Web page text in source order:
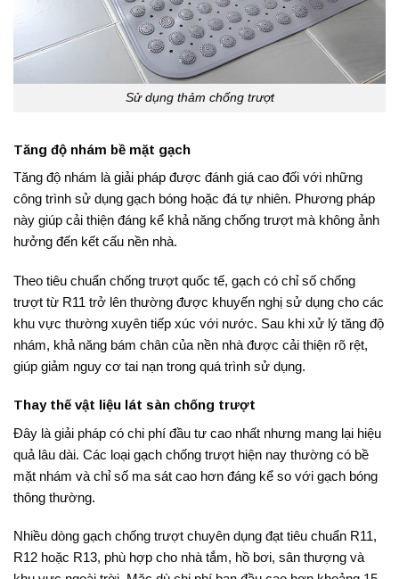
Sử dụng thảm chống trượt
Tăng độ nhám bề mặt gạch
Tăng độ nhám là giải pháp được đánh giá cao đối với những
công trình sử dụng gạch bóng hoặc đá tự nhiên. Phương pháp
này giúp cải thiện đáng kể khả năng chống trượt mà không ảnh
hưởng đến kết cấu nền nhà.
Theo tiêu chuẩn chống trượt quốc tế, gạch có chỉ số chống
trượt từ R11 trở lên thường được khuyến nghị sử dụng cho các
khu vực thường xuyên tiếp xúc với nước. Sau khi xử lý tăng độ
nhám, khả năng bám chân của nền nhà được cải thiện rõ rệt,
giúp giảm nguy cơ tai nạn trong quá trình sử dụng.
Thay thế vật liệu lát sàn chống trượt
Đây là giải pháp có chi phí đầu tư cao nhất nhưng mang lại hiệu
quả lâu dài. Các loại gạch chống trượt hiện nay thường có bề
mặt nhám và chỉ số ma sát cao hơn đáng kể so với gạch bóng
thông thường.
Nhiều dòng gạch chống trượt chuyên dụng đạt tiêu chuẩn R11,
R12 hoặc R13, phù hợp cho nhà tắm, hồ bơi, sân thượng và